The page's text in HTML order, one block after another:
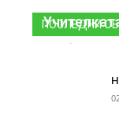
ПОСЛЕДНИ
-